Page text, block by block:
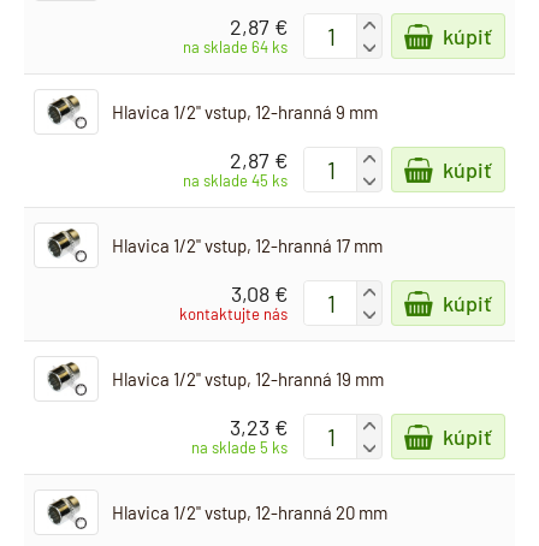
2,87 €
na sklade 64 ks
+
-
kúpiť
Hlavica 1/2" vstup, 12-hranná 9 mm
2,87 €
na sklade 45 ks
+
-
kúpiť
Hlavica 1/2" vstup, 12-hranná 17 mm
3,08 €
kontaktujte nás
+
-
kúpiť
Hlavica 1/2" vstup, 12-hranná 19 mm
3,23 €
na sklade 5 ks
+
-
kúpiť
Hlavica 1/2" vstup, 12-hranná 20 mm